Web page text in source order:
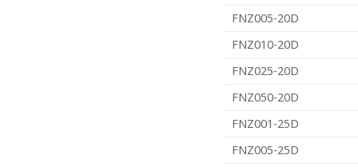
FNZ005-20D
FNZ010-20D
FNZ025-20D
FNZ050-20D
FNZ001-25D
FNZ005-25D